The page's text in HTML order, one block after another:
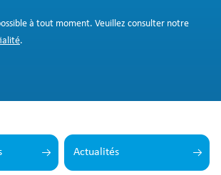
à tout moment. Veuillez consulter notre
.
Actualités